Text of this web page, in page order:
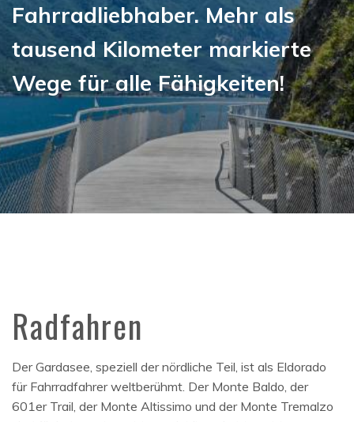
Fahrradliebhaber. Mehr als
tausend Kilometer markierte
Wege für alle Fähigkeiten!
Radfahren
Der Gardasee, speziell der nördliche Teil, ist als Eldorado
für Fahrradfahrer weltberühmt. Der Monte Baldo, der
601er Trail, der Monte Altissimo und der Monte Tremalzo